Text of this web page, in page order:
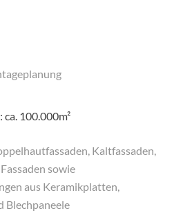
100.000m²
Kaltfassaden,
sowie
aus Keramikplatten,
Blechpaneele